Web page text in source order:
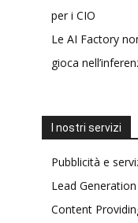
per i CIO
Le AI Factory
gioca
I nostri servizi
Pubblicità e
Lead Generation
Content